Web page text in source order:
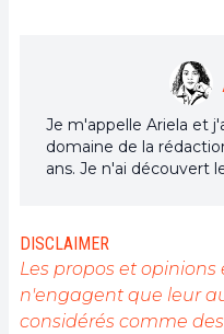
Je m'appelle Ariela et
domaine de la
ans. Je n'ai découvert
sein de la plateforme
apprendre davantage.
perdues, je cultive
musique et la lecture
DISCLAIMER
Les propos et
n'engagent que leur
considérés comme